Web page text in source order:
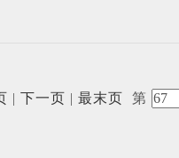
| 下一页 | 最末页 第